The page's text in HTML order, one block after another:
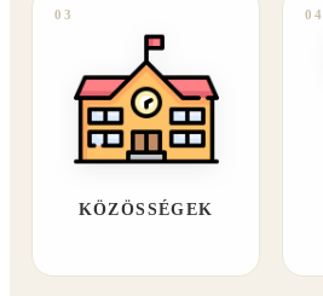
03
KÖZÖSSÉGEK
04